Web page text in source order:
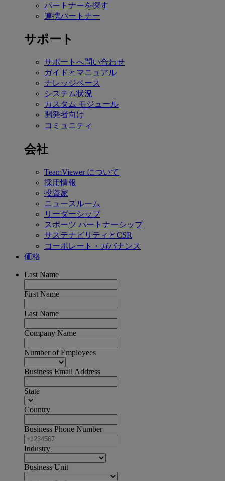
パートナーを探す
連携パートナー
サポート
サポートへ問い合わせ
ガイドとマニュアル
ナレッジベース
システム状況
カスタム モジュール
開発者向け
コミュニティ
会社
TeamViewer について
採用情報
投資家
ニュースルーム
リーダーシップ
スポーツ パートナーシップ
サステナビリティとCSR
コーポレート・ガバナンス
価格
Last Name
First Name
Last Name
Company Name
Number of Employees
Business Email Address
State
Country
Business Phone Number
Industry
Business Unit